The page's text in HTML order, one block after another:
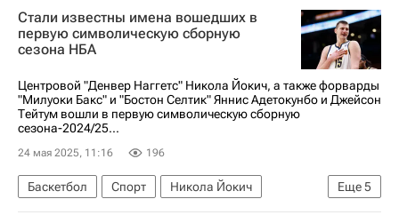
Стали известны имена вошедших в
первую символическую сборную
сезона НБА
Центровой "Денвер Наггетс" Никола Йокич, а также форварды
"Милуоки Бакс" и "Бостон Селтик" Яннис Адетокунбо и Джейсон
Тейтум вошли в первую символическую сборную
сезона-2024/25...
24 мая 2025, 11:16 196
Еще5
Баскетбол Спорт
Никола Йокич
Яннис Адетокунбо
Джейсон Тейтум